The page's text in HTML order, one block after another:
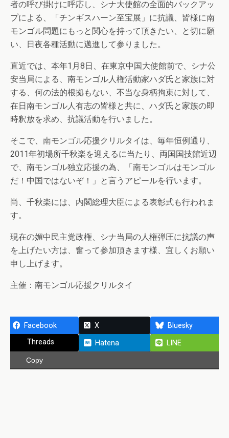
者の呼び掛けに呼応し、シナ大使館の全面的バックアッ
プによる、「チンギスハーン至宝展」に抗議、皆様に南
モンゴル問題にもっと関心を持って頂きたい、と切に願
い、日夜各種活動に邁進して参りました。
直近では、本年1月8日、在東京中国大使館前で、シナ公
安当局による、南モンゴル人権活動家ハダ氏と家族に対
する、何の法的根拠もない、不当な身柄拘束に対して、
在日南モンゴル人有志の皆様と共に、ハダ氏と家族の即
時釈放を求め、抗議活動を行いました。
そこで、南モンゴル応援クリルタイは、毎年恒例通り、
2011年初場所千秋楽を迎えるに当たり、両国国技館近辺
で、南モンゴル独立応援の為、「南モンゴルはモンゴル
だ！中国ではないぞ！」と言うアピールを行います。
尚、千秋楽には、内閣総理大臣による表彰式も行われま
す。
現在の媚中民主党政権、シナ当局の人権弾圧に抗議の声
を上げたい方は、奮って参加頂きます様、宜しくお願い
申し上げます。
主催：南モンゴル応援クリルタイ
Facebook X
Bluesky
Threads
Hatena LINE
Copy